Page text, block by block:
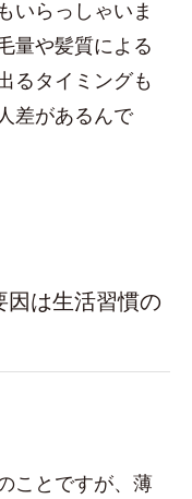
いらっしゃいま
量や髪質による
るタイミングも
差があるんで
は生活習慣の
ことですが、薄